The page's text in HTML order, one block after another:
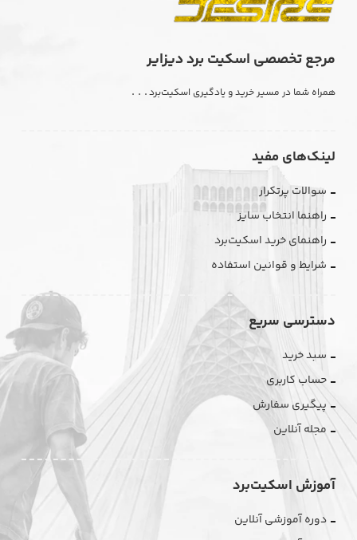
مرجع تخصصی اسکیت برد دیزایر
همراه شما در مسیر خرید و یادگیری اسکیت‌برد. . .
لینک‌های مفید
سوالات پرتکرار
راهنما انتخاب سایز
راهنمای خرید اسکیت‌برد
شرایط و قوانین استفاده
دسترسی سریع
سبد خرید
حساب کاربری
پیگیری سفارش
مجله آنلاین
آموزش اسکیت‌برد
دوره آموزشی آنلاین